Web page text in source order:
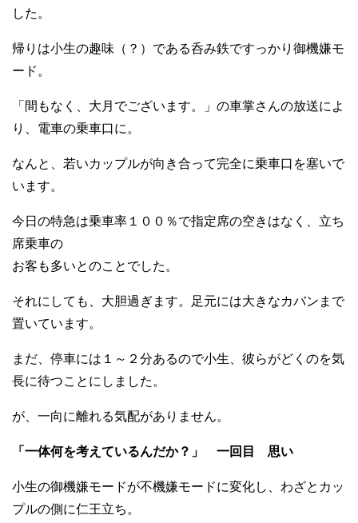
した。
帰りは小生の趣味（？）である呑み鉄ですっかり御機嫌モ
ード。
「間もなく、大月でございます。」の車掌さんの放送によ
り、電車の乗車口に。
なんと、若いカップルが向き合って完全に乗車口を塞いで
います。
今日の特急は乗車率１００％で指定席の空きはなく、立ち
席乗車の
お客も多いとのことでした。
それにしても、大胆過ぎます。足元には大きなカバンまで
置いています。
まだ、停車には１～２分あるので小生、彼らがどくのを気
長に待つことにしました。
が、一向に離れる気配がありません。
「一体何を考えているんだか？」 一回目 思い
小生の御機嫌モードが不機嫌モードに変化し、わざとカッ
プルの側に仁王立ち。